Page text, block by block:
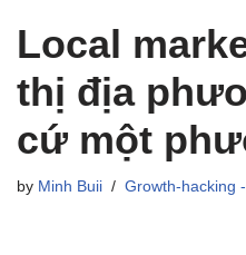
Local
thị địa
cứ một
by Minh Buii Growth-hacking